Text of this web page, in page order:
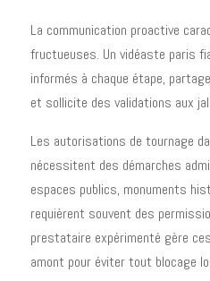
La communication proactive
fructueuses. Un vidéaste paris
informés à chaque étape,
et sollicite des validations aux
Les autorisations de tournage
nécessitent des démarches
espaces publics, monuments
requièrent souvent des
prestataire expérimenté gère
amont pour éviter tout blocage